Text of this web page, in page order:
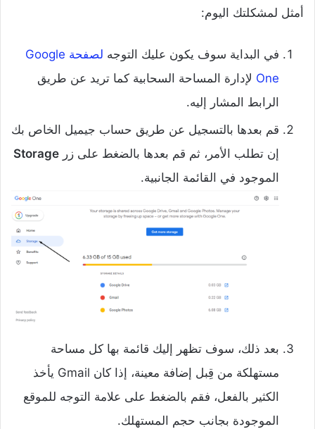
أمثل لمشكلتك اليوم:
في البداية سوف يكون عليك التوجه
لصفحة Google
One لإدارة المساحة السحابية كما تريد عن طريق
الرابط المشار إليه.
قم بعدها بالتسجيل عن طريق حساب جيميل الخاص بك
إن تطلب الأمر، ثم قم بعدها بالضغط على زر Storage
الموجود في القائمة الجانبية.
بعد ذلك، سوف تظهر إليك قائمة بها كل مساحة
مستهلكة من قِبل إضافة معينة، إذا كان Gmail يأخذ
الكثير بالفعل، فقم بالضغط على علامة التوجه للموقع
الموجودة بجانب حجم المستهلك.